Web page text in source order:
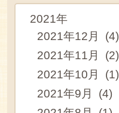
2021年
2021年12月 (4)
2021年11月 (2)
2021年10月 (1)
2021年9月 (4)